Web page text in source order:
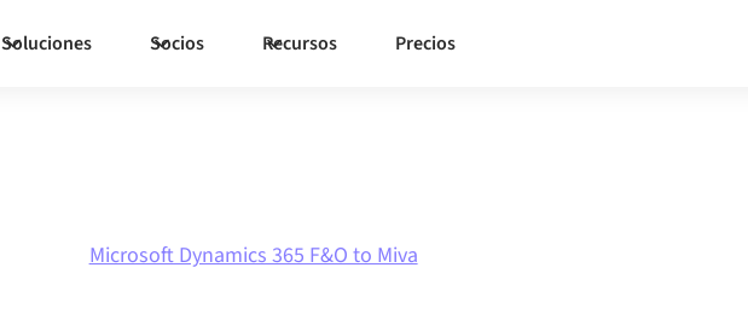
Soluciones Socios Recursos Precios
Microsoft Dynamics 365 F&O to Miva